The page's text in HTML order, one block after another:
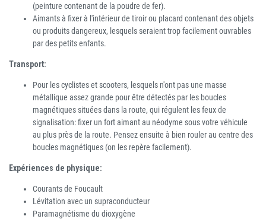
(peinture contenant de la poudre de fer).
Aimants à fixer à l'intérieur de tiroir ou placard contenant des objets
ou produits dangereux, lesquels seraient trop facilement ouvrables
par des petits enfants.
Transport:
Pour les cyclistes et scooters, lesquels n'ont pas une masse
métallique assez grande pour être détectés par les boucles
magnétiques situées dans la route, qui régulent les feux de
signalisation: fixer un fort aimant au néodyme sous votre véhicule
au plus près de la route. Pensez ensuite à bien rouler au centre des
boucles magnétiques (on les repère facilement).
Expériences de physique:
Courants de Foucault
Lévitation avec un supraconducteur
Paramagnétisme du dioxygène